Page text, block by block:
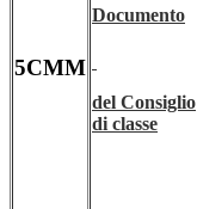
5CMM
Documento
del Consiglio
di classe